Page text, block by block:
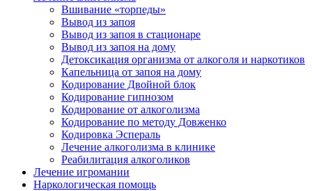
Вшивание «торпеды»
Вывод из запоя
Вывод из запоя в стационаре
Вывод из запоя на дому
Детоксикация организма от алкоголя и наркотиков
Капельница от запоя на дому
Кодирование Двойной блок
Кодирование гипнозом
Кодирование от алкоголизма
Кодирование по методу Довженко
Кодировка Эспераль
Лечение алкоголизма в клинике
Реабилитация алкоголиков
Лечение игромании
Наркологическая помощь